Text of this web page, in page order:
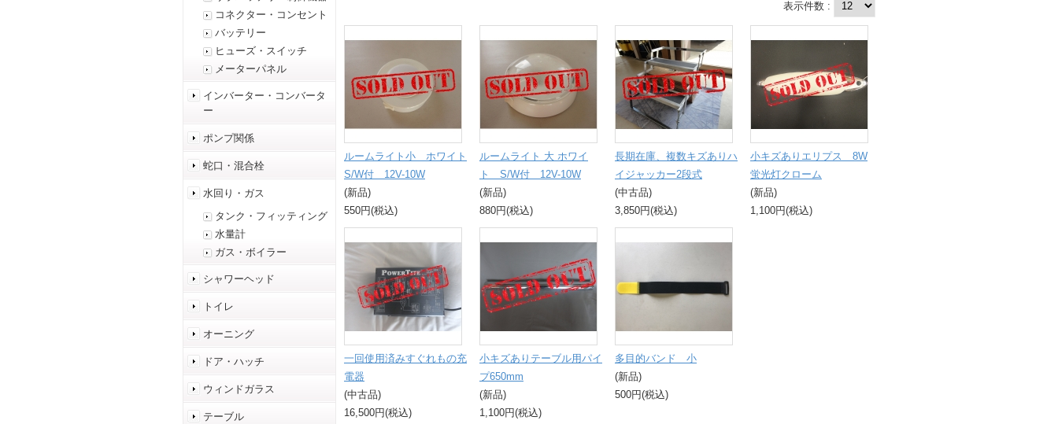
表示件数 :
ルームライト小 ホワイト
S/W付 12V-10W
(新品)
550円(税込)
ルームライト 大 ホワイ
ト S/W付 12V-10W
(新品)
880円(税込)
長期在庫、複数キズありハ
イジャッカー2段式
(中古品)
3,850円(税込)
小キズありエリプス 8W
蛍光灯クローム
(新品)
1,100円(税込)
一回使用済みすぐれもの充
電器
(中古品)
16,500円(税込)
小キズありテーブル用パイ
プ650mm
(新品)
1,100円(税込)
多目的バンド 小
(新品)
500円(税込)
コネクター・コンセント
バッテリー
ヒューズ・スイッチ
メーターパネル
インバーター・コンバータ
ー
ポンプ関係
蛇口・混合栓
水回り・ガス
タンク・フィッティング
水量計
ガス・ボイラー
シャワーヘッド
トイレ
オーニング
ドア・ハッチ
ウィンドガラス
テーブル